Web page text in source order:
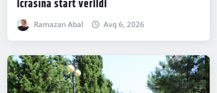
icrasına start verildi
Ramazan Abal Avq 6, 2026